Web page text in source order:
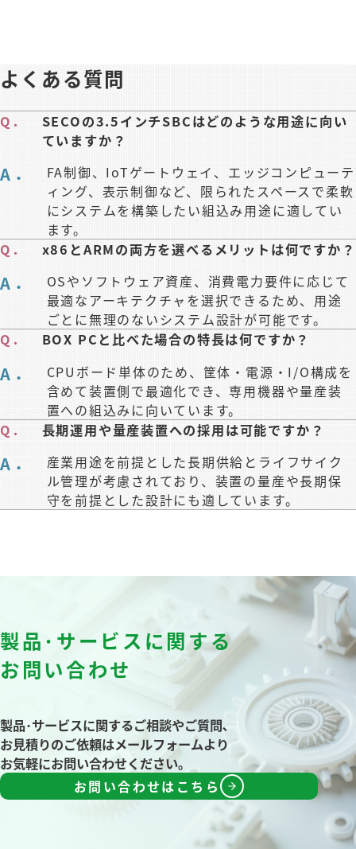
よくある質問
Q．
SECOの3.5インチSBCはどのような用途に向い
ていますか？
A．
FA制御、IoTゲートウェイ、エッジコンピューテ
ィング、表示制御など、限られたスペースで柔軟
にシステムを構築したい組込み用途に適してい
ます。
Q．
x86とARMの両方を選べるメリットは何ですか？
A．
OSやソフトウェア資産、消費電力要件に応じて
最適なアーキテクチャを選択できるため、用途
ごとに無理のないシステム設計が可能です。
Q．
BOX PCと比べた場合の特長は何ですか？
A．
CPUボード単体のため、筐体・電源・I/O構成を
含めて装置側で最適化でき、専用機器や量産装
置への組込みに向いています。
Q．
長期運用や量産装置への採用は可能ですか？
A．
産業用途を前提とした長期供給とライフサイク
ル管理が考慮されており、装置の量産や長期保
守を前提とした設計にも適しています。
製品･サービスに関する
お問い合わせ
製品･サービスに関するご相談やご質問､
お見積りのご依頼はメールフォームより
お気軽にお問い合わせください｡
お問い合わせはこちら